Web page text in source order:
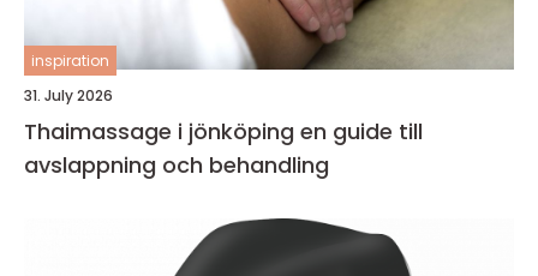
inspiration
31. July 2026
Thaimassage i jönköping en guide till
avslappning och behandling